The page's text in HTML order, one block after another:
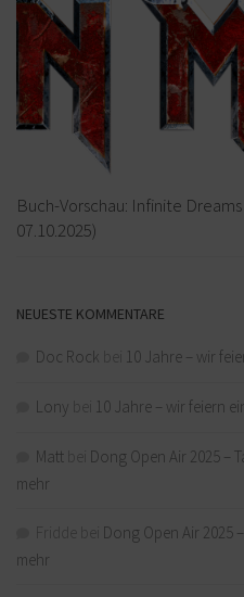
Buch-Vorschau: Infinite
07.10.2025)
NEUESTE KOMMENTARE
Doc Rock 10 Jahre – wir
Lony 10 Jahre – wir feiern
Matt
Dong Open Air 2025 –
mehr
Dong Open Air 2025
mehr